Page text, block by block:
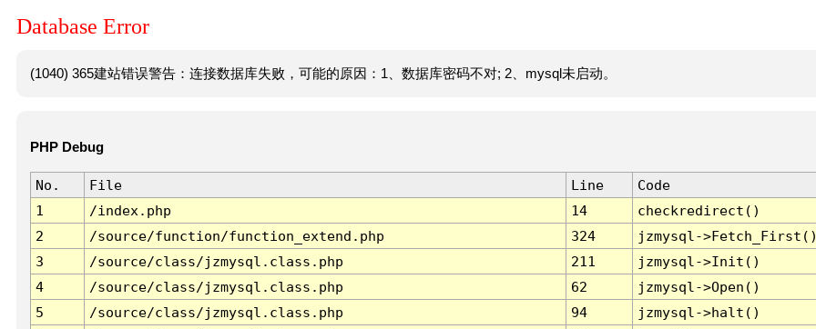
Database Error
(1040) 365建站错误警告：连接数据库失败，可能的原因：1、数据库密码不对; 2、mysql未启动。
PHP Debug
No. File Line
Code
1
/index.php 14
checkredirect()
2
/source/function/function_extend.php 324
jzmysql-
3
/source/class/jzmysql.class.php 211
jzmysql->Init()
4
/source/class/jzmysql.class.php 62
jzmysql->Open()
5
/source/class/jzmysql.class.php 94
jzmysql->halt()